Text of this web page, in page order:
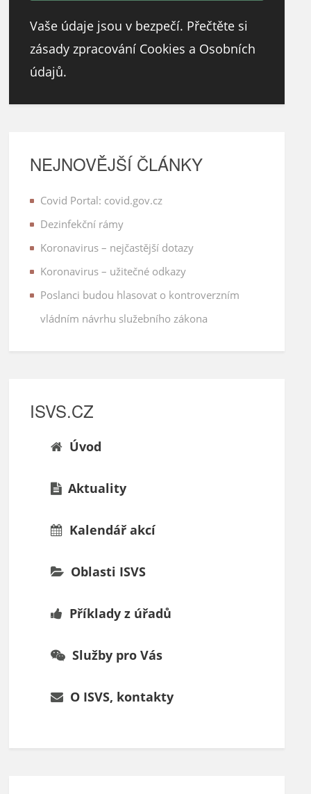
Vaše údaje jsou v bezpečí. Přečtěte si
zásady zpracování Cookies a Osobních
údajů.
NEJNOVĚJŠÍ ČLÁNKY
Covid Portal: covid.gov.cz
Dezinfekční rámy
Koronavirus – nejčastější dotazy
Koronavirus – užitečné odkazy
Poslanci budou hlasovat o kontroverzním
vládním návrhu služebního zákona
ISVS.CZ
Úvod
Aktuality
Kalendář akcí
Oblasti ISVS
Příklady z úřadů
Služby pro Vás
O ISVS, kontakty